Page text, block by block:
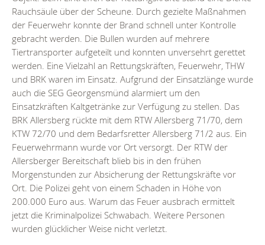
Rauchsäule über der Scheune. Durch gezielte Maßnahmen
der Feuerwehr konnte der Brand schnell unter Kontrolle
gebracht werden. Die Bullen wurden auf mehrere
Tiertransporter aufgeteilt und konnten unversehrt gerettet
werden. Eine Vielzahl an Rettungskräften, Feuerwehr, THW
und BRK waren im Einsatz. Aufgrund der Einsatzlänge wurde
auch die SEG Georgensmünd alarmiert um den
Einsatzkräften Kaltgetränke zur Verfügung zu stellen. Das
BRK Allersberg rückte mit dem RTW Allersberg 71/70, dem
KTW 72/70 und dem Bedarfsretter Allersberg 71/2 aus. Ein
Feuerwehrmann wurde vor Ort versorgt. Der RTW der
Allersberger Bereitschaft blieb bis in den frühen
Morgenstunden zur Absicherung der Rettungskräfte vor
Ort. Die Polizei geht von einem Schaden in Höhe von
200.000 Euro aus. Warum das Feuer ausbrach ermittelt
jetzt die Kriminalpolizei Schwabach. Weitere Personen
wurden glücklicher Weise nicht verletzt.